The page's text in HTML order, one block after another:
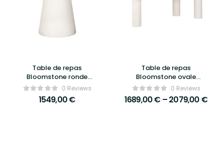
Table de repas
Bloomstone ronde
Ø130cm blanche –
Richmond Interiors
0 Reviews
1549,00€
Table de repas
Bloomstone ovale
blanche – Richmond
Interiors
0 Reviews
1689,00€ –2079,00 €